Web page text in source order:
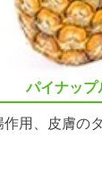
パイナップ
用、皮膚の